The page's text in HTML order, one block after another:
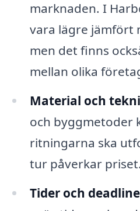
marknaden. I
vara lägre jämfört
men det finns
mellan olika
Material och
och byggmetoder
ritningarna ska
tur påverkar priset.
Tider och